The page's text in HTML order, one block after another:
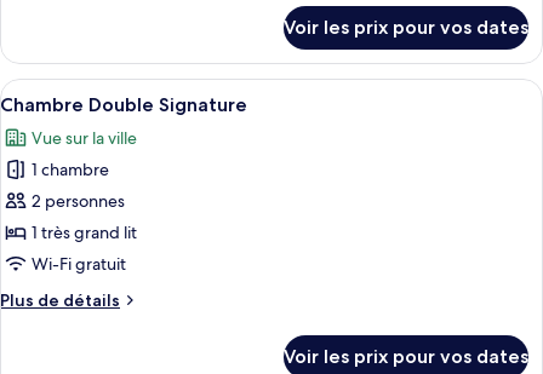
le
type
de
Chambre
Familiale
Voir les prix pour vos dates
Afficher
toutes
les
photos
pour
ce
type
chambre :
Une chambre bien rangée, avec un
6
Chambre Double Signature
Vue sur la ville
1 chambre
2 personnes
1 très grand lit
Wi-Fi gratuit
Plus de détails
Plus
Voir les prix pour vos dates